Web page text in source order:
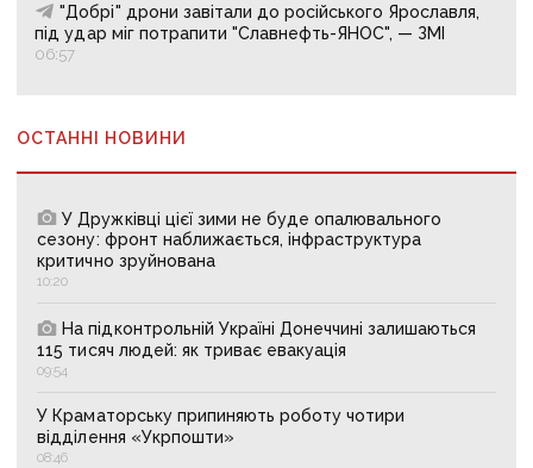
"Добрі" дрони завітали до російського Ярославля,
під удар міг потрапити "Славнефть-ЯНОС", — ЗМІ
06:57
ОСТАННІ НОВИНИ
У Дружківці цієї зими не буде опалювального
сезону: фронт наближається, інфраструктура
критично зруйнована
10:20
На підконтрольній Україні Донеччині залишаються
115 тисяч людей: як триває евакуація
09:54
У Краматорську припиняють роботу чотири
відділення «Укрпошти»
08:46